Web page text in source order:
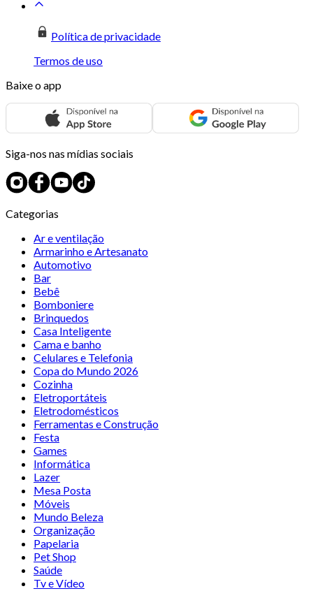
Política de privacidade
Termos de uso
Baixe o app
Siga-nos nas mídias sociais
Categorias
Ar e ventilação
Armarinho e Artesanato
Automotivo
Bar
Bebê
Bomboniere
Brinquedos
Casa Inteligente
Cama e banho
Celulares e Telefonia
Copa do Mundo 2026
Cozinha
Eletroportáteis
Eletrodomésticos
Ferramentas e Construção
Festa
Games
Informática
Lazer
Mesa Posta
Móveis
Mundo Beleza
Organização
Papelaria
Pet Shop
Saúde
Tv e Vídeo